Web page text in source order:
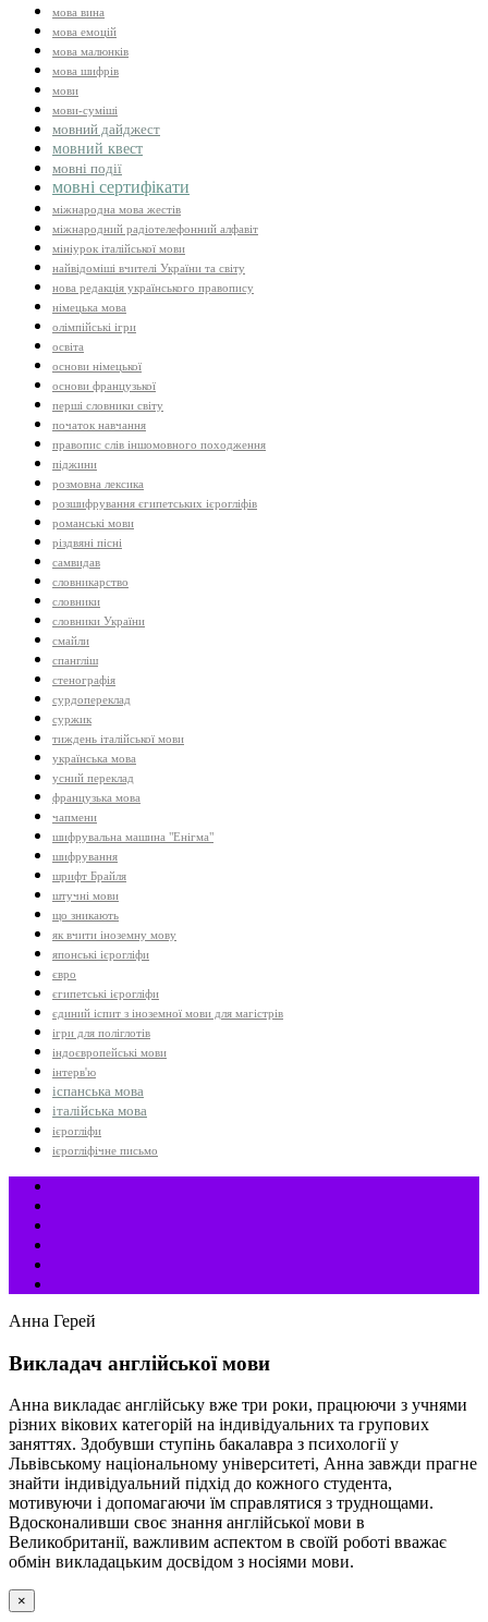
мова вина
мова емоцій
мова малюнків
мова шифрів
мови
мови-суміші
мовний дайджест
мовний квест
мовні події
мовні сертифікати
міжнародна мова жестів
міжнародний радіотелефонний алфавіт
мініурок італійської мови
найвідоміші вчителі України та світу
нова редакція українського правопису
німецька мова
олімпійські ігри
освіта
основи німецької
основи французької
перші словники світу
початок навчання
правопис слів іншомовного походження
піджини
розмовна лексика
розшифрування єгипетських ієрогліфів
романські мови
різдвяні пісні
самвидав
словникарство
словники
словники України
смайли
спангліш
стенографія
сурдопереклад
суржик
тиждень італійської мови
українська мова
усний переклад
французька мова
чапмени
шифрувальна машина "Енігма"
шифрування
шрифт Брайля
штучні мови
що зникають
як вчити іноземну мову
японські ієрогліфи
євро
єгипетські ієрогліфи
єдиний іспит з іноземної мови для магістрів
ігри для поліглотів
індоєвропейські мови
інтерв'ю
іспанська мова
італійська мова
ієрогліфи
ієрогліфічне письмо
Анна Герей
Викладач англійської мови
Анна викладає англійську вже три роки, працюючи з учнями
різних вікових категорій на індивідуальних та групових
заняттях. Здобувши ступінь бакалавра з психології у
Львівському національному університеті, Анна завжди прагне
знайти індивідуальний підхід до кожного студента,
мотивуючи і допомагаючи їм справлятися з труднощами.
Вдосконаливши своє знання англійської мови в
Великобританії, важливим аспектом в своїй роботі вважає
обмін викладацьким досвідом з носіями мови.
×